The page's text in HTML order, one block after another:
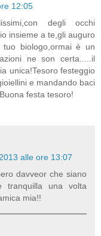
12:05
degli occhi
insieme a te,gli auguro
biologo,ormai è un
ne son certa.....il
unica!Tesoro festeggio
e mandando baci
festa tesoro!
alle ore 13:07
davveor che siano
tranquilla una volta
mia!!